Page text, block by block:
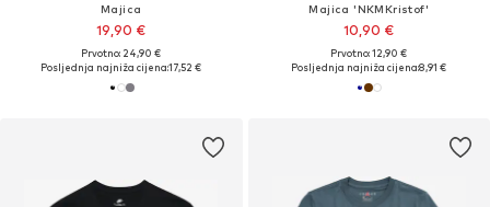
Majica
19,90 €
Prvotno: 24,90 €
Posljednja najniža cijena:17,52 €
Majica 'NKMKristof'
10,90 €
Prvotno: 12,90 €
Posljednja najniža cijena:8,91 €